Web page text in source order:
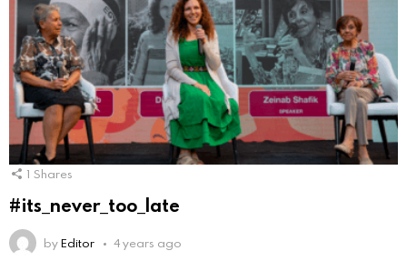
1 Shares
#its_never_too_late
byEditor 4 years ago